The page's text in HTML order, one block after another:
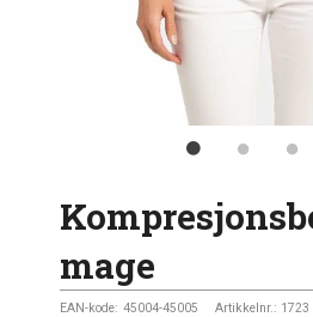
mage
EAN-kode: 45004-45005 Artikkelnr.: 1723